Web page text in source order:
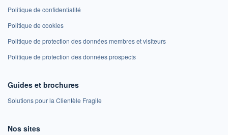
Politique de confidentialité
Politique de cookies
Politique de protection des données membres et visiteurs
Politique de protection des données prospects
Guides et brochures
Solutions pour la Clientèle Fragile
Nos sites